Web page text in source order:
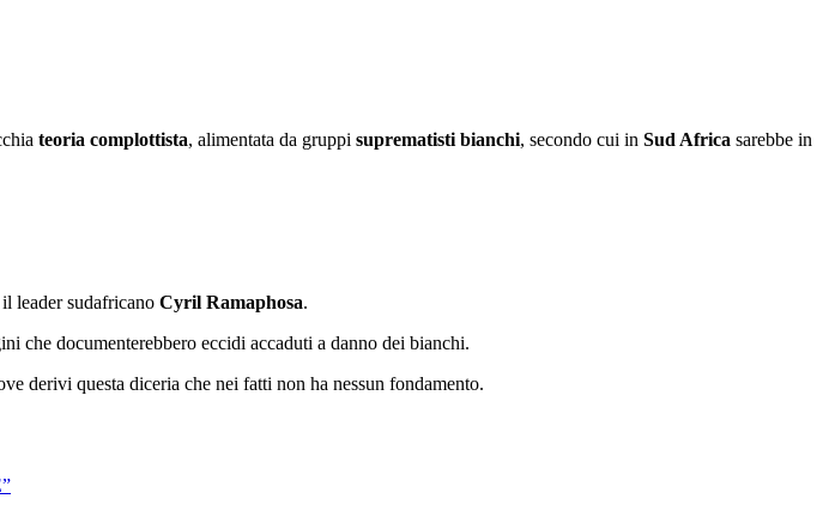
teoria complottista, alimentata da gruppi suprematisti bianchi, secondo cui in Sud Africa sarebbe in
leader sudafricano Cyril Ramaphosa.
che documenterebbero eccidi accaduti a danno dei bianchi.
derivi questa diceria che nei fatti non ha nessun fondamento.